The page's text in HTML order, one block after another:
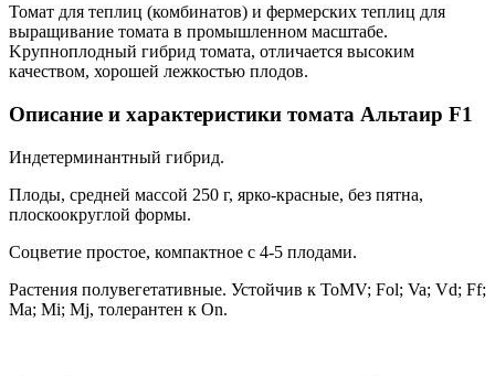
Томат для теплиц (комбинатов) и фермерских теплиц для
выращивание томата в промышленном масштабе.
Kрупноплодный гибрид томата, отличается высоким
качеством, хорошей лежкостью плодов.
Описание и характеристики томата Альтаир F1
Индетерминантный гибрид.
Плоды, средней массой 250 г, ярко-красные, без пятна,
плоскоокруглой формы.
Соцветие простое, компактное с 4-5 плодами.
Растения полувегетативные. Устойчив к ToMV; Fol; Va; Vd; Ff;
Ma; Mi; Mj, толерантен к On.